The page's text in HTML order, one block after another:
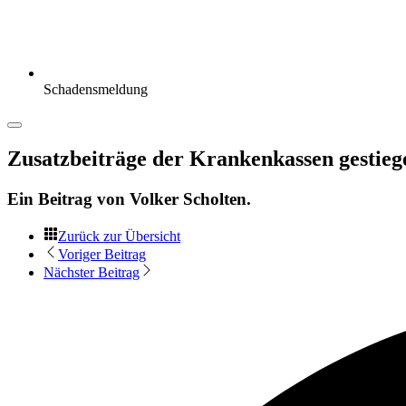
Schadensmeldung
Zusatzbeiträge der Krankenkassen
Ein Beitrag von Volker Scholten.
Zurück zur Übersicht
Voriger Beitrag
Nächster Beitrag